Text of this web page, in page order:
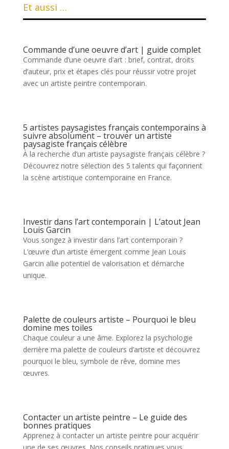
Et aussi …
Commande d’une oeuvre d’art | guide complet
Commande d’une oeuvre d’art : brief, contrat, droits
d’auteur, prix et étapes clés pour réussir votre projet
avec un artiste peintre contemporain.
5 artistes paysagistes français contemporains à
suivre absolument – trouver un artiste
paysagiste français célèbre
À la recherche d’un artiste paysagiste français célèbre ?
Découvrez notre sélection des 5 talents qui façonnent
la scène artistique contemporaine en France.
Investir dans l’art contemporain | L’atout Jean
Louis Garcin
Vous songez à investir dans l’art contemporain ?
L’œuvre d’un artiste émergent comme Jean Louis
Garcin allie potentiel de valorisation et démarche
unique.
Palette de couleurs artiste – Pourquoi le bleu
domine mes toiles
Chaque couleur a une âme. Explorez la psychologie
derrière ma palette de couleurs d’artiste et découvrez
pourquoi le bleu, symbole de rêve, domine mes
œuvres.
Contacter un artiste peintre – Le guide des
bonnes pratiques
Apprenez à contacter un artiste peintre pour acquérir